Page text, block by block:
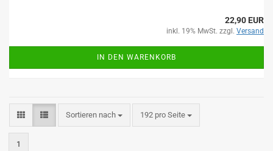
22,90 EUR
inkl. 19% MwSt. zzgl. Versand
IN DEN WARENKORB
Sortieren nach
Sortieren nach 192 pro Seite
pro Seite
1